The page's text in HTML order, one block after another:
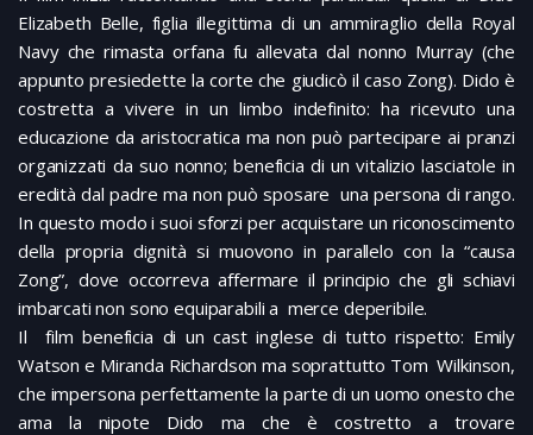
Elizabeth Belle, figlia illegittima di un ammiraglio della Royal
Navy che rimasta orfana fu allevata dal nonno Murray (che
appunto presiedette la corte che giudicò il caso Zong). Dido è
costretta a vivere in un limbo indefinito: ha ricevuto una
educazione da aristocratica ma non può partecipare ai pranzi
organizzati da suo nonno; beneficia di un vitalizio lasciatole in
eredità dal padre ma non può sposare una persona di rango.
In questo modo i suoi sforzi per acquistare un riconoscimento
della propria dignità si muovono in parallelo con la “causa
Zong”, dove occorreva affermare il principio che gli schiavi
imbarcati non sono equiparabili a merce deperibile.
Il film beneficia di un cast inglese di tutto rispetto: Emily
Watson e Miranda Richardson ma soprattutto Tom Wilkinson,
che impersona perfettamente la parte di un uomo onesto che
ama la nipote Dido ma che è costretto a trovare